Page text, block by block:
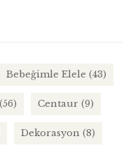
Bebeğimle Elele (43)
(56) Centaur (9)
Dekorasyon (8)